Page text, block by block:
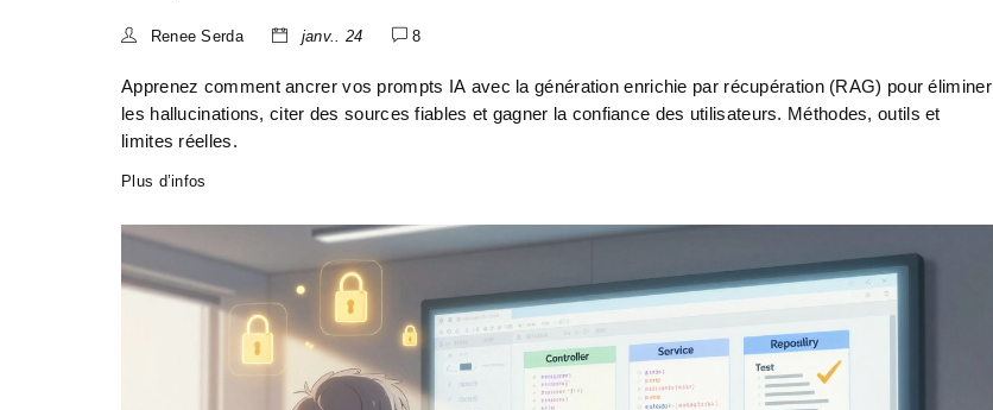
Renee Serda janv.. 24 8
Apprenez comment ancrer vos prompts IA avec la génération enrichie par récupération (RAG) pour éliminer
les hallucinations, citer des sources fiables et gagner la confiance des utilisateurs. Méthodes, outils et
limites réelles.
Plus d’infos